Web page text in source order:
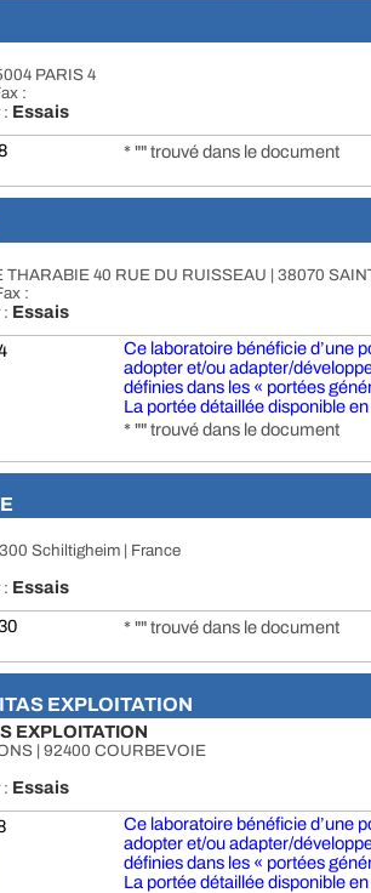
PARIS 4
:
: Essais
* "" trouvé dans le document
THARABIE 40 RUE DU RUISSEAU | 38070
:
: Essais
Ce laboratoire bénéficie d’une
adopter et/ou adapter/
définies dans les « portées
La portée détaillée disponible
* "" trouvé dans le document
Schiltigheim | France
: Essais
* "" trouvé dans le document
EXPLOITATION
EXPLOITATION
| 92400 COURBEVOIE
: Essais
Ce laboratoire bénéficie d’une
adopter et/ou adapter/
définies dans les « portées
La portée détaillée disponible